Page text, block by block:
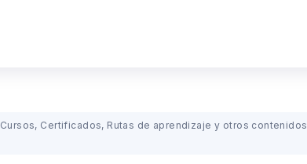
Cursos, Certificados, Rutas de aprendizaje y otros contenidos